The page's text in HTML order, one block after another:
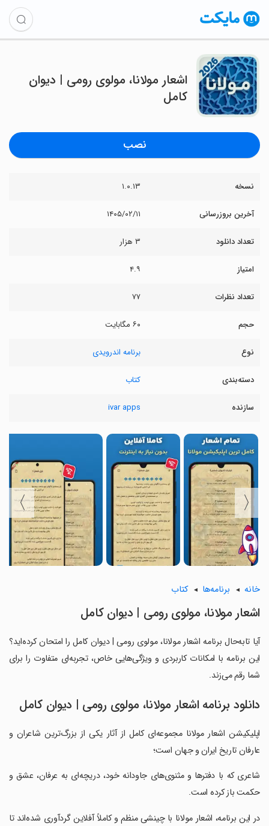
‏اشعار مولانا، مولوی رومی | دیوان
کامل
نصب
نسخه ۱.۰.۱۳
آخرین بروزرسانی ۱۴۰۵/۰۲/۱۱
تعداد دانلود ۳ هزار
امتیاز ۴.۹
تعداد نظرات ۷۷
حجم ۶۰ مگابایت
نوع برنامه اندرویدی
دسته‌بندی کتاب
سازنده ivar apps
〈
〉
خانه برنامه‌ها کتاب
‏اشعار مولانا، مولوی رومی | دیوان کامل
آیا تابه‌حال برنامه ‏اشعار مولانا، مولوی رومی | دیوان کامل را امتحان کرده‌اید؟
این برنامه با امکانات کاربردی و ویژگی‌هایی خاص، تجربه‌ای متفاوت را برای
شما رقم می‌زند.
دانلود برنامه ‏اشعار مولانا، مولوی رومی | دیوان کامل
‏اپلیکیشن اشعار مولانا مجموعه‌ای کامل از آثار یکی از بزرگ‌ترین شاعران و
عارفان تاریخ ایران و جهان است؛
‏شاعری که با دفترها و مثنوی‌های جاودانه خود، دریچه‌ای به عرفان، عشق و
حکمت باز کرده است.
‏در این برنامه، اشعار مولانا با چینشی منظم و کاملاً آفلاین گردآوری شده‌اند تا